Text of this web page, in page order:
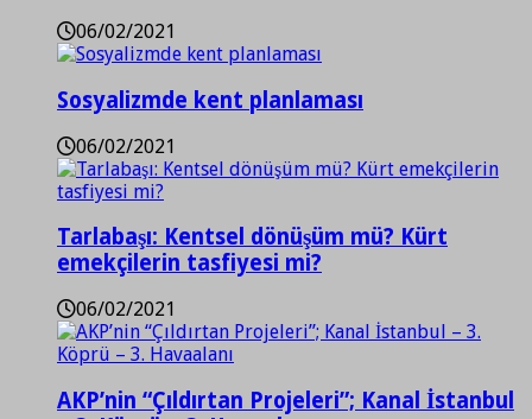
06/02/2021
Sosyalizmde kent planlaması
06/02/2021
Tarlabaşı: Kentsel dönüşüm mü? Kürt
emekçilerin tasfiyesi mi?
06/02/2021
AKP’nin “Çıldırtan Projeleri”; Kanal İstanbul